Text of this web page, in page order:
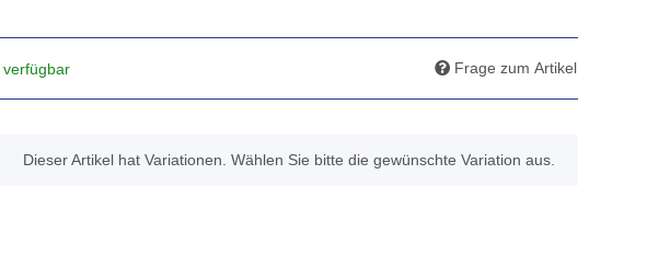
verfügbar Frage zum Artikel
Dieser Artikel hat Variationen. Wählen Sie bitte die gewünschte Variation aus.